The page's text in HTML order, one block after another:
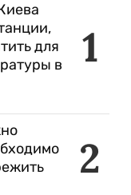
1
для
в
2